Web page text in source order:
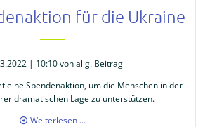
für die Ukraine
| 10:10von allg. Beitrag
eine Spendenaktion, um die Menschen in der
dramatischen Lage zu unterstützen.
Weiterlesen …SMV-